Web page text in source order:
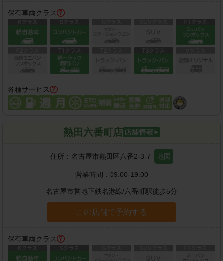
保有車両クラス
各種サービス
熱田六番町店
住所： 名古屋市熱田区八番2-3-7 地図
営業時間： 09:00-19:00
名古屋市営地下鉄名港線/六番町駅徒歩5分
この店舗で予約する
保有車両クラス